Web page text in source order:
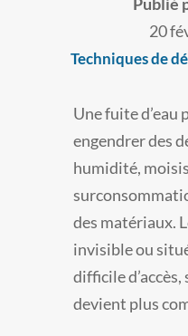
20
Techniques de
Une fuite
engendrer des
humidité,
des matériaux.
invisible ou
difficile
devient plus